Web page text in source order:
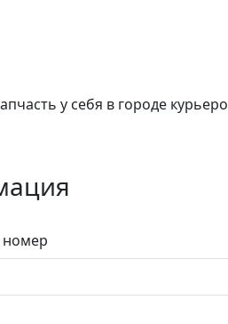
у себя в городе
номер